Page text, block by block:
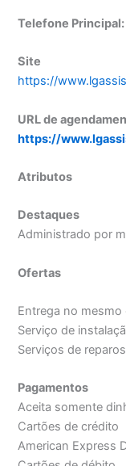
Telefone Principal:
Site
https://
URL de
https://
Atributos
Destaques
Administrado por
Ofertas
Entrega no mesmo
Serviço de
Serviços de
Pagamentos
Aceita somente
Cartões de crédito
American Express